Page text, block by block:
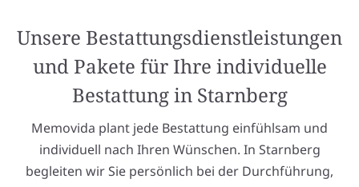
Unsere Bestattungsdienstleistungen
und Pakete für Ihre individuelle
Bestattung in Starnberg
Memovida plant jede Bestattung einfühlsam und
individuell nach Ihren Wünschen. In Starnberg
begleiten wir Sie persönlich bei der Durchführung,